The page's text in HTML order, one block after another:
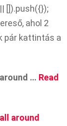
[]).push({});
ahol 2
pár kattintás a
… Read
around